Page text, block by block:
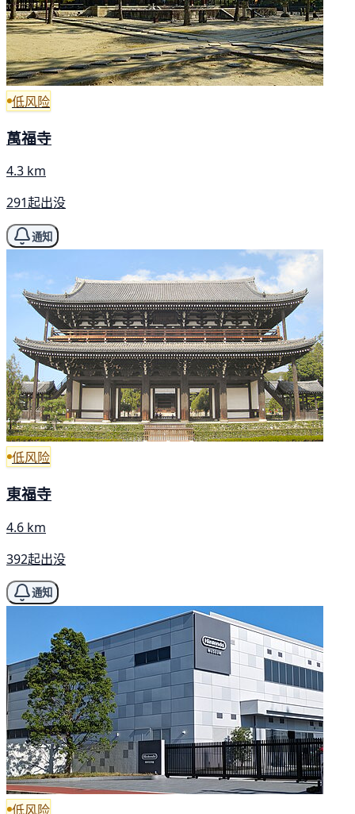
低风险
萬福寺
4.3 km
291起出没
通知
低风险
東福寺
4.6 km
392起出没
通知
低风险